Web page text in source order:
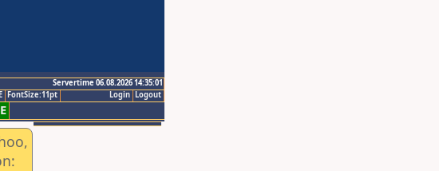
Servertime 06.08.2026 14:35:01
Logout
Login
FontSize:11pt